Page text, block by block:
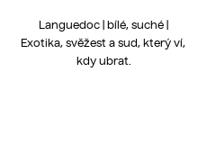
Languedoc | bílé, suché |
Exotika, svěžest a sud, který ví,
kdy ubrat.